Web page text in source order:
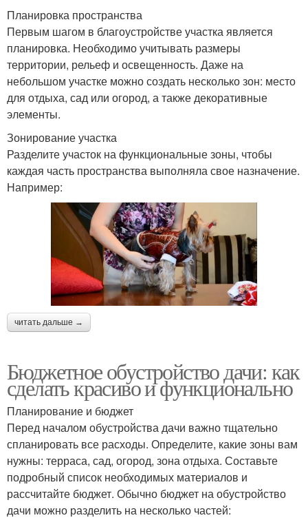
Планировка пространства
Первым шагом в благоустройстве участка является
планировка. Необходимо учитывать размеры
территории, рельеф и освещенность. Даже на
небольшом участке можно создать несколько зон: место
для отдыха, сад или огород, а также декоративные
элементы.
Зонирование участка
Разделите участок на функциональные зоны, чтобы
каждая часть пространства выполняла свое назначение.
Например:
читать дальше →
Бюджетное обустройство дачи: как
сделать красиво и функционально
Планирование и бюджет
Перед началом обустройства дачи важно тщательно
спланировать все расходы. Определите, какие зоны вам
нужны: терраса, сад, огород, зона отдыха. Составьте
подробный список необходимых материалов и
рассчитайте бюджет. Обычно бюджет на обустройство
дачи можно разделить на несколько частей: